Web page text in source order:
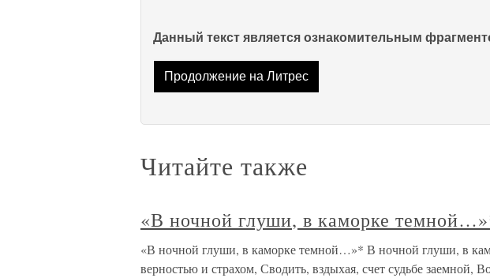
Данный текст является ознакомительным
Продолжение на Литрес
Читайте также
«В ночной глуши, в каморке
«В ночной глуши, в каморке темной…»* В ночной глуши, в
верностью и страхом, Сводить, вздыхая, счет судьбе заемной,